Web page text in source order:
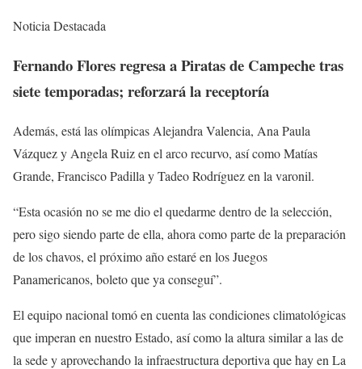
Noticia Destacada
Fernando Flores regresa a Piratas de Campeche tras
siete temporadas; reforzará la receptoría
Además, está las olímpicas Alejandra Valencia, Ana Paula
Vázquez y Angela Ruiz en el arco recurvo, así como Matías
Grande, Francisco Padilla y Tadeo Rodríguez en la varonil.
“Esta ocasión no se me dio el quedarme dentro de la selección,
pero sigo siendo parte de ella, ahora como parte de la preparación
de los chavos, el próximo año estaré en los Juegos
Panamericanos, boleto que ya conseguí”.
El equipo nacional tomó en cuenta las condiciones climatológicas
que imperan en nuestro Estado, así como la altura similar a las de
la sede y aprovechando la infraestructura deportiva que hay en La